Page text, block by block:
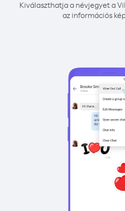
Kiválaszthatja a névjegyet a
az információs